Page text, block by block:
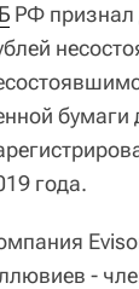
РФ признал
бумаги
года.
-